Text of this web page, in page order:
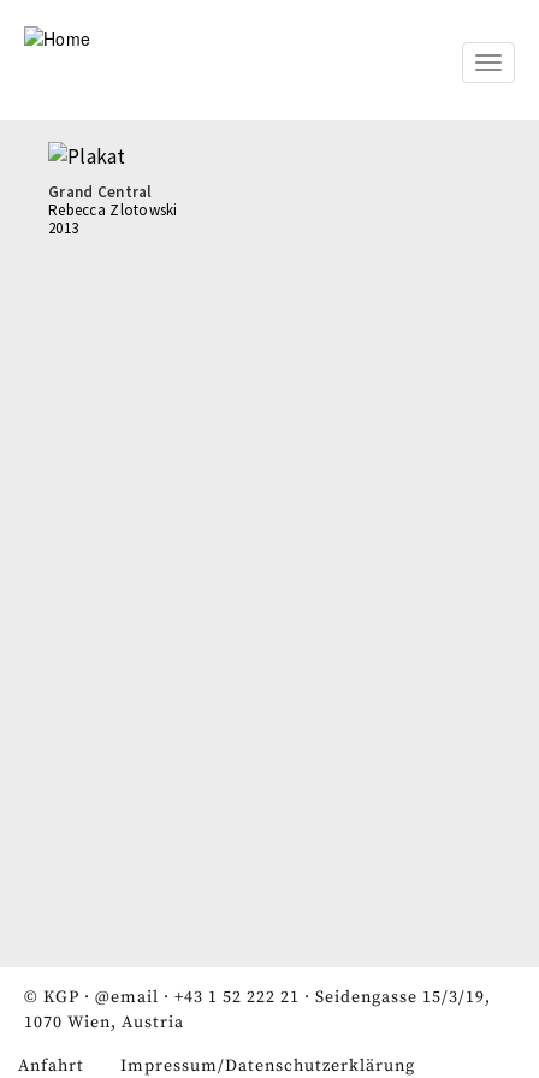
Toggle
Grand Central
Rebecca Zlotowski
2013
© KGP · @email · +43 1 52 222 21 · Seidengasse 15/3/19,
1070 Wien, Austria
Anfahrt Impressum/Datenschutzerklärung